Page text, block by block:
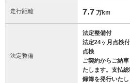
走行距離 7.7 万km
法定整備
法定整備付
法定24ヶ月点検
点検
ご契約からご納
たします。支払
録簿を発行いたし